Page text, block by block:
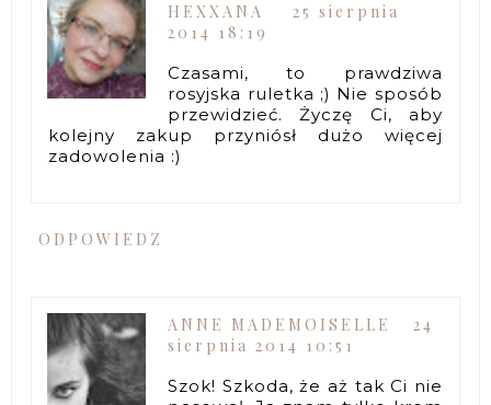
HEXXANA
25 sierpnia
2014 18:19
Czasami, to prawdziwa
rosyjska ruletka ;) Nie sposób
przewidzieć. Życzę Ci, aby
kolejny zakup przyniósł dużo więcej
zadowolenia :)
ODPOWIEDZ
ANNE MADEMOISELLE
24
sierpnia 2014 10:51
Szok! Szkoda, że aż tak Ci nie